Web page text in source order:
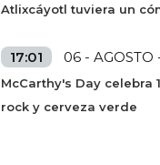
Atlixcáyotl tuviera un
17:01 06 - AGOSTO
McCarthy's Day celebra
rock y cerveza verde